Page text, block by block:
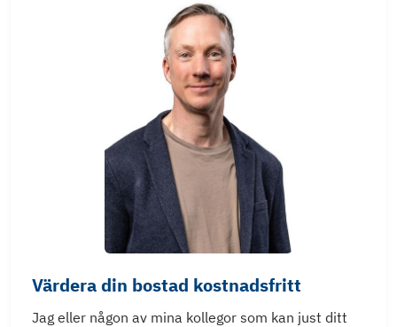
Värdera din bostad kostnadsfritt
Jag eller någon av mina kollegor som kan just ditt